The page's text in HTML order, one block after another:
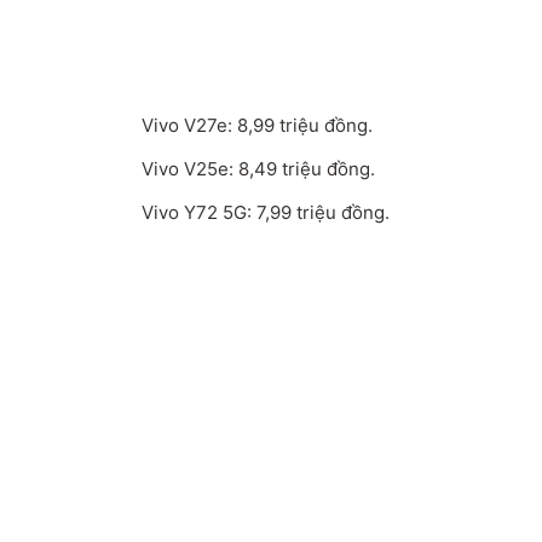
Vivo V27e: 8,99 triệu đồng.
Vivo V25e: 8,49 triệu đồng.
Vivo Y72 5G: 7,99 triệu đồng.